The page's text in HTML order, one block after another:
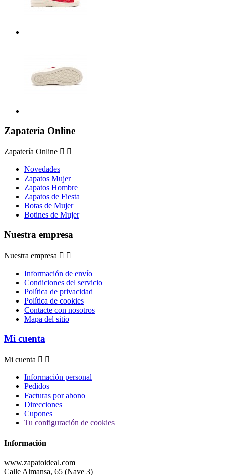
Zapatería Online
Zapatería Online  
Novedades
Zapatos Mujer
Zapatos Hombre
Zapatos de Fiesta
Botas de Mujer
Botines de Mujer
Nuestra empresa
Nuestra empresa  
Información de envío
Condiciones del servicio
Política de privacidad
Política de cookies
Contacte con nosotros
Mapa del sitio
Mi cuenta
Mi cuenta  
Información personal
Pedidos
Facturas por abono
Direcciones
Cupones
Tu configuración de cookies
Información
www.zapatoideal.com
Calle Almansa, 65 (Nave 3)